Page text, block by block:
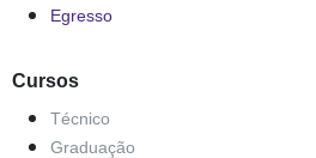
Egresso
Cursos
Técnico
Graduação